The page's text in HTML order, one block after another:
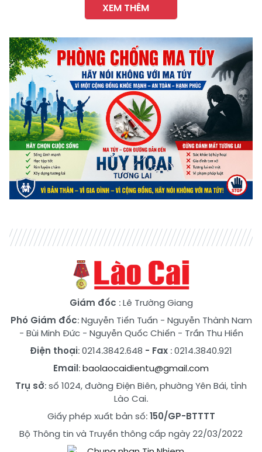
XEM THÊM
Giám đốc : Lê Trường Giang
Phó Giám đốc:Nguyễn Tiến Tuấn - Nguyễn Thành Nam
- Bùi Minh Đức- Nguyễn Quốc Chiến - Trần Thu Hiền
Điện thoại: 0214.3842.648 - Fax : 0214.3840.921
Email:baolaocaidientu@gmail.com
Trụ sở: số 1024, đường Điện Biên, phường Yên Bái, tỉnh
Lào Cai.
Giấy phép xuất bản số:150/GP-BTTTT
Bộ Thông tin và Truyền thông cấp ngày 22/03/2022